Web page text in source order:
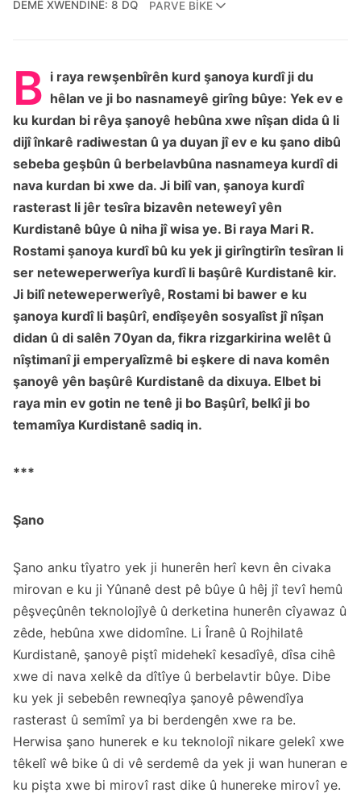
DEMÊ XWENDINÊ: 8 DQ
PARVE BIKE
B i raya rewşenbîrên kurd şanoya kurdî ji du
hêlan ve ji bo nasnameyê girîng bûye: Yek ev e
ku kurdan bi rêya şanoyê hebûna xwe nîşan dida û li
dijî înkarê radiwestan û ya duyan jî ev e ku şano dibû
sebeba geşbûn û berbelavbûna nasnameya kurdî di
nava kurdan bi xwe da. Ji bilî van, şanoya kurdî
rasterast li jêr tesîra bizavên neteweyî yên
Kurdistanê bûye û niha jî wisa ye. Bi raya Mari R.
Rostami şanoya kurdî bû ku yek ji girîngtirîn tesîran li
ser neteweperwerîya kurdî li başûrê Kurdistanê kir.
Ji bilî neteweperwerîyê, Rostami bi bawer e ku
şanoya kurdî li başûrî, endîşeyên sosyalîst jî nîşan
didan û di salên 70yan da, fikra rizgarkirina welêt û
nîştimanî ji emperyalîzmê bi eşkere di nava komên
şanoyê yên başûrê Kurdistanê da dixuya. Elbet bi
raya min ev gotin ne tenê ji bo Başûrî, belkî ji bo
temamîya Kurdistanê sadiq in.
***
Şano
Şano anku tîyatro yek ji hunerên herî kevn ên civaka
mirovan e ku ji Yûnanê dest pê bûye û hêj jî tevî hemû
pêşveçûnên teknolojîyê û derketina hunerên cîyawaz û
zêde, hebûna xwe didomîne. Li Îranê û Rojhilatê
Kurdistanê, şanoyê piştî midehekî kesadîyê, dîsa cihê
xwe di nava xelkê da dîtîye û berbelavtir bûye. Dibe
ku yek ji sebebên rewneqîya şanoyê pêwendîya
rasterast û semîmî ya bi berdengên xwe ra be.
Herwisa şano hunerek e ku teknolojî nikare gelekî xwe
têkelî wê bike û di vê serdemê da yek ji wan huneran e
ku pişta xwe bi mirovî rast dike û hunereke mirovî ye.